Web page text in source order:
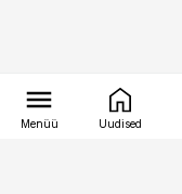
Menüü Uudised